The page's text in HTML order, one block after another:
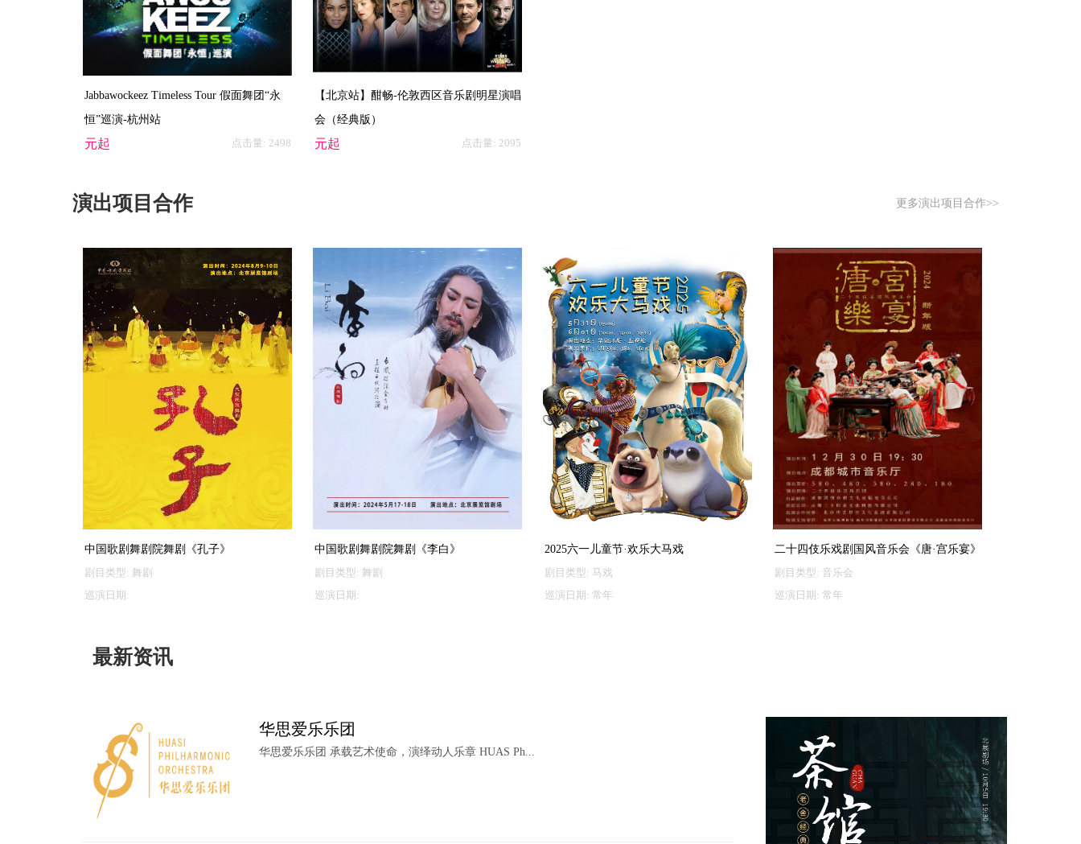
Jabbawockeez Timeless Tour 假面舞团“永
恒”巡演-杭州站
元起 点击量: 2498
【北京站】酣畅-伦敦西区音乐剧明星演唱
会（经典版）
元起 点击量: 2095
演出项目合作 更多演出项目合作>>
中国歌剧舞剧院舞剧《孔子》
剧目类型: 舞剧
巡演日期:
中国歌剧舞剧院舞剧《李白》
剧目类型: 舞剧
巡演日期:
2025六一儿童节·欢乐大马戏
剧目类型: 马戏
巡演日期: 常年
二十四伎乐戏剧国风音乐会《唐·宫乐宴》
剧目类型: 音乐会
巡演日期: 常年
最新资讯
华思爱乐乐团
华思爱乐乐团 承载艺术使命，演绎动人乐章 HUAS Ph...